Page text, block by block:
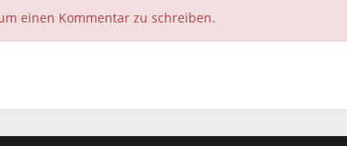
einen Kommentar zu schreiben.